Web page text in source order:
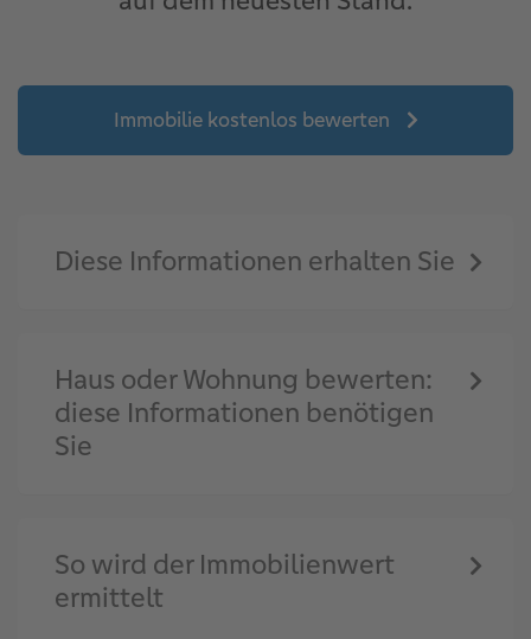
Immobilie kostenlos bewerten
Diese Informationen erhalten Sie
Haus oder Wohnung bewerten:
diese Informationen benötigen
Sie
So wird der Immobilienwert
ermittelt